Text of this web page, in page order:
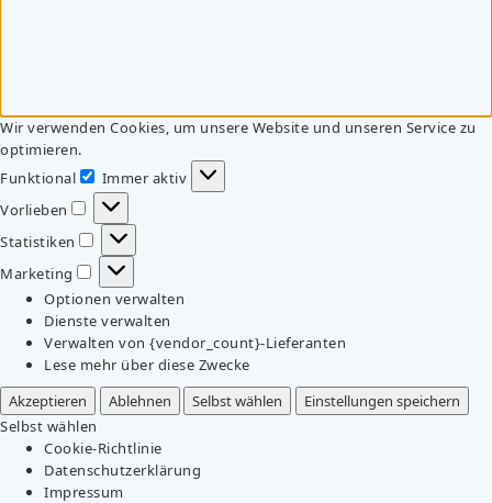
Wir verwenden Cookies, um unsere Website und unseren Service zu
optimieren.
Funktional
Funktional
Immer aktiv
Vorlieben
Vorlieben
Statistiken
Statistiken
Marketing
Marketing
Optionen verwalten
Dienste verwalten
Verwalten von {vendor_count}-Lieferanten
Lese mehr über diese Zwecke
Akzeptieren
Ablehnen Selbst wählen
Einstellungen speichern
Selbst wählen
Cookie-Richtlinie
Datenschutzerklärung
Impressum